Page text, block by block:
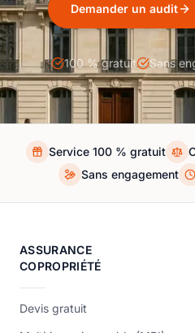
Demander un audit
100 % gratuit Sans
Service 100 % gratuit
Sans engagement
ASSURANCE
COPROPRIÉTÉ
Devis gratuit